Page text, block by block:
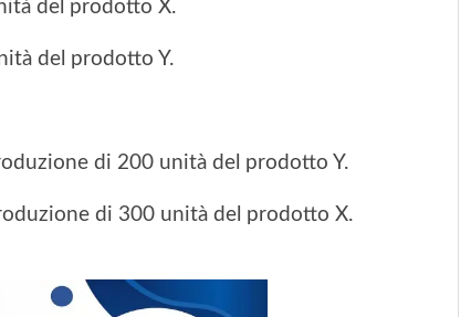
del prodotto X.
del prodotto Y.
di 200 unità del prodotto Y.
di 300 unità del prodotto X.